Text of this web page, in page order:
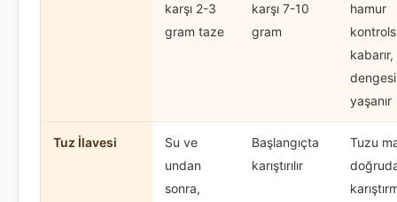
karşı 2-3
gram taze
karşı 7-10
gram
hamur
yaşanır
Tuz İlavesi
Su ve
undan
sonra,
Başlangıçta
karıştırılır
Tuzu